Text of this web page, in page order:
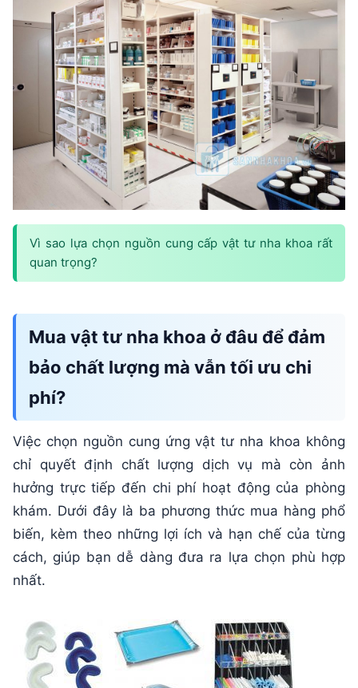
Vì sao lựa chọn nguồn cung cấp vật tư nha khoa rất
quan trọng?
Mua vật tư nha khoa ở đâu để đảm
bảo chất lượng mà vẫn tối ưu chi
phí?
Việc chọn nguồn cung ứng vật tư nha khoa không
chỉ quyết định chất lượng dịch vụ mà còn ảnh
hưởng trực tiếp đến chi phí hoạt động của phòng
khám. Dưới đây là ba phương thức mua hàng phổ
biến, kèm theo những lợi ích và hạn chế của từng
cách, giúp bạn dễ dàng đưa ra lựa chọn phù hợp
nhất.